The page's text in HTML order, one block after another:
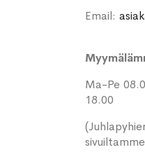
Email:
Ma-Pe
18.00